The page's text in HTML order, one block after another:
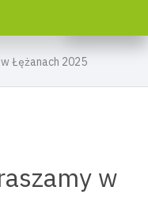
w Łężanach 2025
w